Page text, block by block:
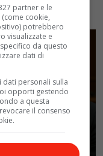
partner e le
cookie,
potrebbero
visualizzate e
da questo
dati di
personali sulla
opporti gestendo
a questa
il consenso